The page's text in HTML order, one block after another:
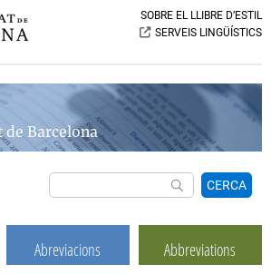
SOBRE EL LLIBRE D’ESTIL
SERVEIS LINGÜÍSTICS
de Barcelona
CERCA
Abreviacions Abbreviations